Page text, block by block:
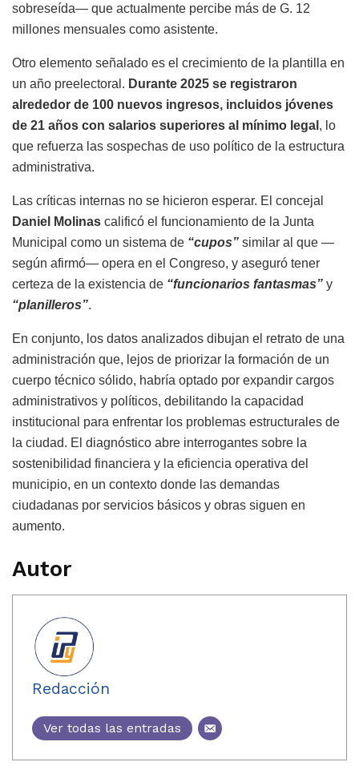
sobreseída— que actualmente percibe más de G. 12
millones mensuales como asistente.
Otro elemento señalado es el crecimiento de la plantilla en
un año preelectoral. Durante 2025 se registraron
alrededor de 100 nuevos ingresos, incluidos jóvenes
de 21 años con salarios superiores al mínimo legal , lo
que refuerza las sospechas de uso político de la estructura
administrativa.
Las críticas internas no se hicieron esperar. El concejal
Daniel Molinas calificó el funcionamiento de la Junta
Municipal como un sistema de “cupos” similar al que —
según afirmó— opera en el Congreso, y aseguró tener
certeza de la existencia de “funcionarios fantasmas” y
“planilleros”.
En conjunto, los datos analizados dibujan el retrato de una
administración que, lejos de priorizar la formación de un
cuerpo técnico sólido, habría optado por expandir cargos
administrativos y políticos, debilitando la capacidad
institucional para enfrentar los problemas estructurales de
la ciudad. El diagnóstico abre interrogantes sobre la
sostenibilidad financiera y la eficiencia operativa del
municipio, en un contexto donde las demandas
ciudadanas por servicios básicos y obras siguen en
aumento.
Autor
Redacción
Ver todas las entradas